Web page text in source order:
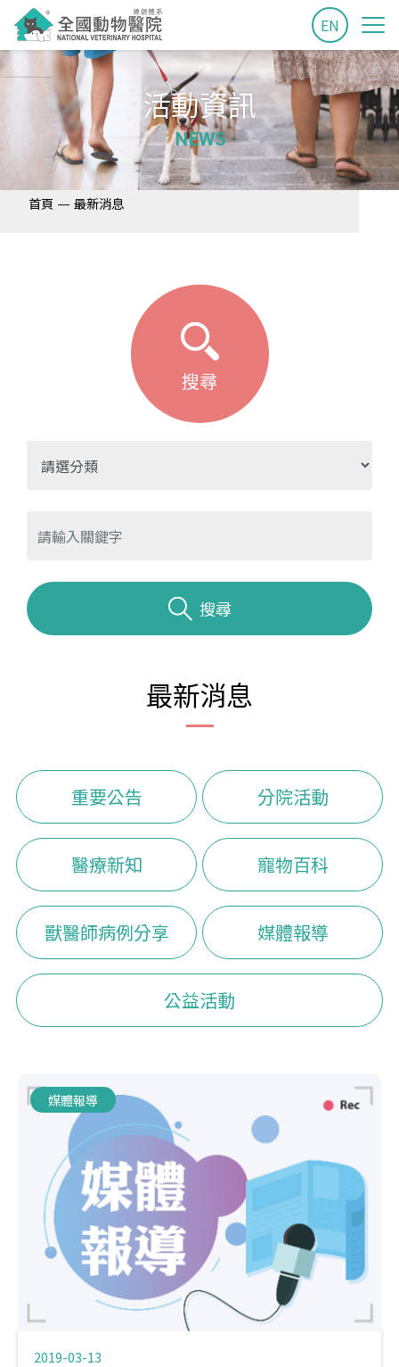
EN
活動資訊
NEWS
首頁 — 最新消息
搜尋
搜尋
最新消息
重要公告 分院活動
醫療新知 寵物百科
獸醫師病例分享 媒體報導
公益活動
媒體報導
2019-03-13